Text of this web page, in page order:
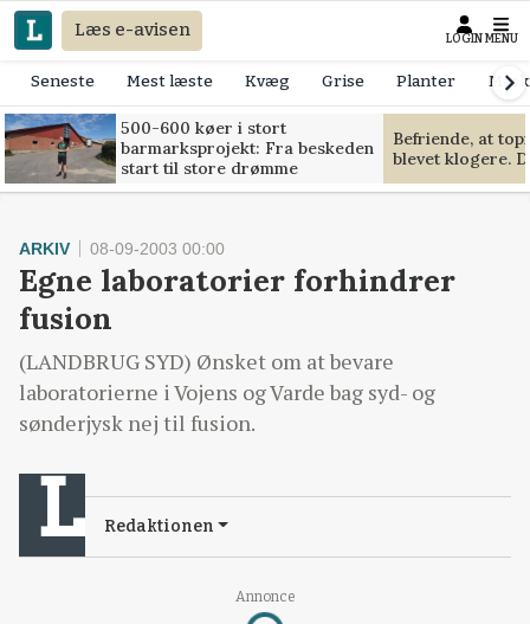
Læs e-avisen LOGIN MENU
Seneste Mest læste Kvæg Grise Planter
500-600 køer i stort
barmarksprojekt: Fra beskeden
start til store drømme
Befriende, at
blevet klogere.
Annonce
ARKIV 08-09-2003 00:00
Egne laboratorier forhindrer
fusion
(LANDBRUG SYD) Ønsket om at bevare
laboratorierne i Vojens og Varde bag syd- og
sønderjysk nej til fusion.
Redaktionen